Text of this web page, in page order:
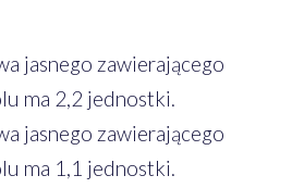
jasnego zawierającego
ma 2,2 jednostki.
jasnego zawierającego
ma 1,1 jednostki.